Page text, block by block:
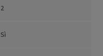
2
Sì